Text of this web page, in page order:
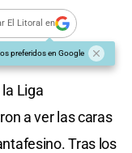
El Litoral en
preferidos en Google
Liga
a ver las caras
Tras los